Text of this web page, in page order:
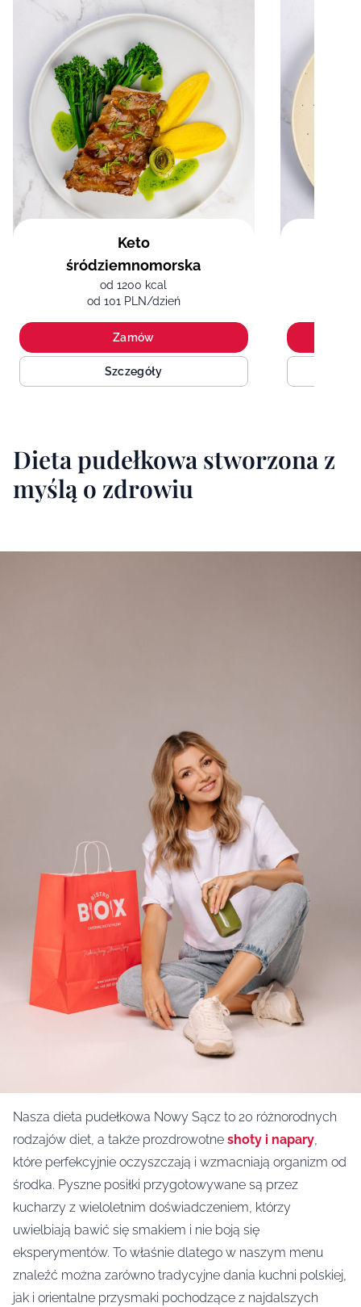
Keto
śródziemnomorska
od 1200 kcal
od 101 PLN/dzień
Zamów
Szczegóły
Dieta pudełkowa stworzona z
myślą o zdrowiu
Nasza dieta pudełkowa Nowy Sącz to 20 różnorodnych
rodzajów diet, a także prozdrowotne shoty i napary,
które perfekcyjnie oczyszczają i wzmacniają organizm od
środka. Pyszne posiłki przygotowywane są przez
kucharzy z wieloletnim doświadczeniem, którzy
uwielbiają bawić się smakiem i nie boją się
eksperymentów. To właśnie dlatego w naszym menu
znaleźć można zarówno tradycyjne dania kuchni polskiej,
jak i orientalne przysmaki pochodzące z najdalszych